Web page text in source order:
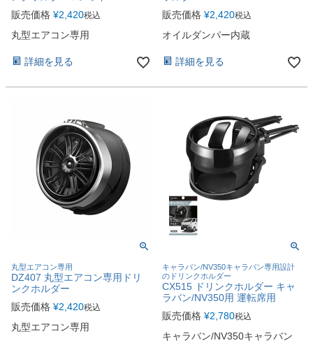
販売価格 ¥2,420税込
丸型エアコン専用
詳細を見る
販売価格 ¥2,420税込
オイルダンパー内蔵
詳細を見る
丸型エアコン専用
DZ407 丸型エアコン専用ドリ
ンクホルダー
販売価格 ¥2,420税込
丸型エアコン専用
キャラバン/NV350キャラバン専用設計
のドリンクホルダー
CX515 ドリンクホルダー キャ
ラバン/NV350用 運転席用
販売価格 ¥2,780税込
キャラバン/NV350キャラバン